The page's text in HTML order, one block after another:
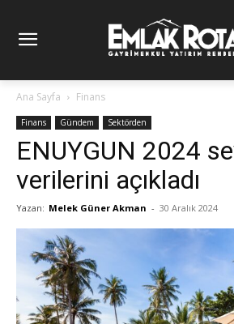
Ana Sayfa Finans
Finans Gündem Sektörden
ENUYGUN 2024
verilerini açıkladı
Yazan: Melek Güner Akman - 30 Aralık 2024